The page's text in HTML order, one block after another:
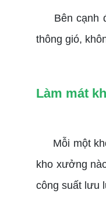
Bên cạnh
thông gió,
Làm mát
Mỗi một
kho xưởng
công suất lưu